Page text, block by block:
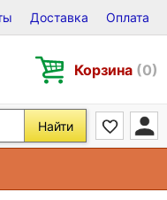
Виниле, CD и DVD
Доставка Оплата
Корзина (0)
Найти